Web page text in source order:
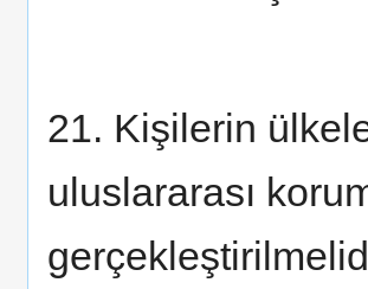
21. Kişilerin
uluslararası